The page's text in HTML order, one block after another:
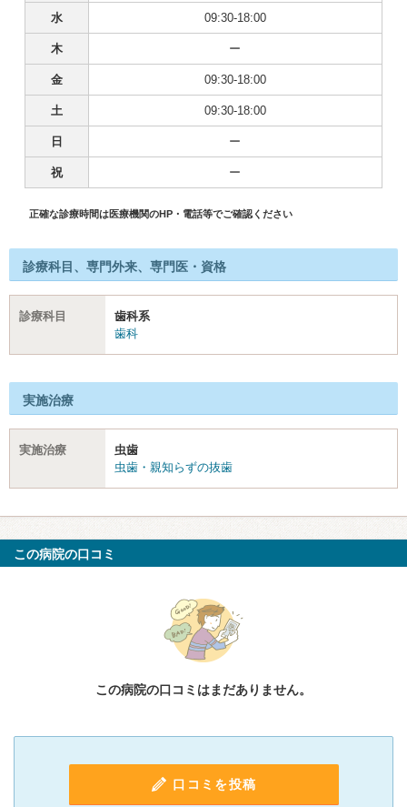
水 09:30-18:00
木 ー
金 09:30-18:00
土 09:30-18:00
日 ー
祝 ー
正確な診療時間は医療機関のHP・電話等でご確認ください
診療科目、専門外来、専門医・資格
診療科目
歯科系
歯科
実施治療
実施治療
虫歯
虫歯・親知らずの抜歯
この病院の口コミ
この病院の口コミはまだありません。
口コミを投稿